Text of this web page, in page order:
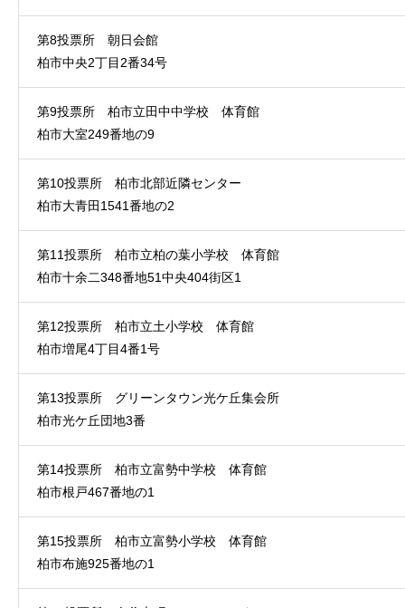
第8投票所 朝日会館
柏市中央2丁目2番34号
第9投票所 柏市立田中中学校 体育館
柏市大室249番地の9
第10投票所 柏市北部近隣センター
柏市大青田1541番地の2
第11投票所 柏市立柏の葉小学校 体育館
柏市十余二348番地51中央404街区1
第12投票所 柏市立土小学校 体育館
柏市増尾4丁目4番1号
第13投票所 グリーンタウン光ケ丘集会所
柏市光ケ丘団地3番
第14投票所 柏市立富勢中学校 体育館
柏市根戸467番地の1
第15投票所 柏市立富勢小学校 体育館
柏市布施925番地の1